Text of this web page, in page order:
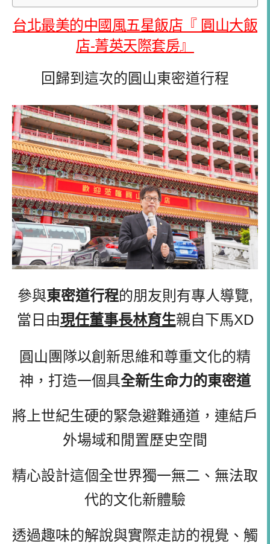
台北最美的中國風五星飯店『 圓山大飯
店-菁英天際套房』
回歸到這次的圓山東密道行程
參與東密道行程的朋友則有專人導覽,
當日由現任董事長林育生親自下馬XD
圓山團隊以創新思維和尊重文化的精
神，打造一個具全新生命力的東密道
將上世紀生硬的緊急避難通道，連結戶
外場域和閒置歷史空間
精心設計這個全世界獨一無二、無法取
代的文化新體驗
透過趣味的解說與實際走訪的視覺、觸